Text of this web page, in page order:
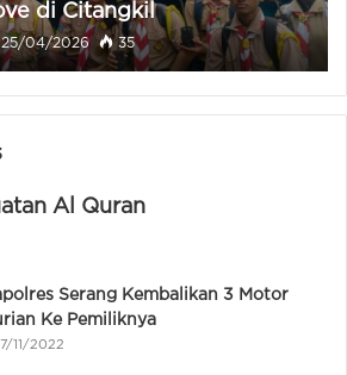
di Citangkil
25/04/2026 35
Al Quran
Serang Kembalikan 3 Motor
Ke Pemiliknya
11/2022